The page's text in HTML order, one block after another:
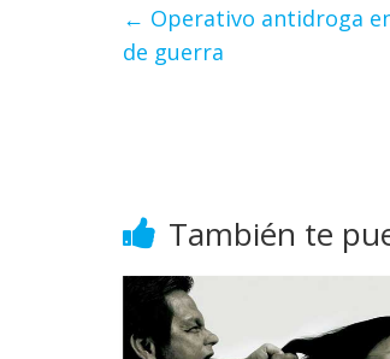
← Operativo antidroga
de guerra
También te